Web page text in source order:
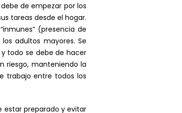
de empezar por los
tareas desde el hogar.
(presencia de
adultos mayores. Se
todo se debe de hacer
riesgo, manteniendo la
trabajo entre todos los
estar preparado y evitar